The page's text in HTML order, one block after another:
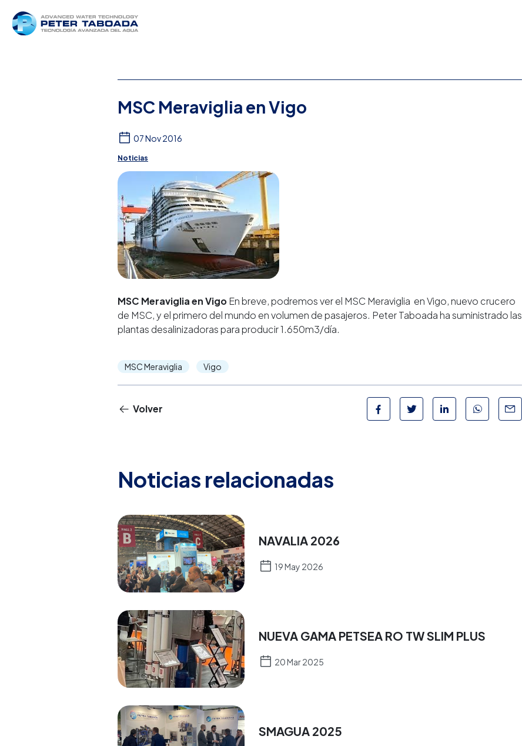
MSC Meraviglia en Vigo
07 Nov 2016
Noticias
MSC Meraviglia en VigoEn breve, podremos ver el MSC Meraviglia en Vigo, nuevo crucero
de MSC, y el primero del mundo en volumen de pasajeros. Peter Taboada ha suministrado las
plantas desalinizadoras para producir 1.650m3/día.
MSC Meraviglia Vigo
Volver
Noticias relacionadas
NAVALIA 2026
19 May 2026
NUEVA GAMA PETSEA RO TW SLIM PLUS
20 Mar 2025
SMAGUA 2025